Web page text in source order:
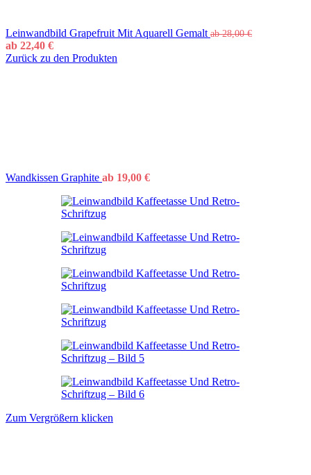
Leinwandbild Grapefruit Mit Aquarell Gemalt ab28,00€
ab 22,40 €
Zurück zu den Produkten
Wandkissen Graphite ab 19,00 €
Zum Vergrößern klicken